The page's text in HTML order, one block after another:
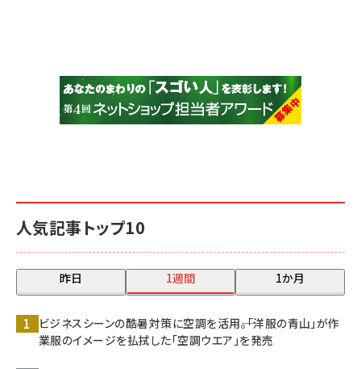
人気記事トップ10
昨日 1週間 1か月
ビジネスシーンの酷暑対策に空調を活用――。「洋服の青山」が作
業服のイメージを払拭した「空調ウエア」を発売